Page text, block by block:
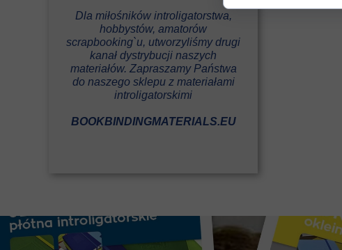
Dla miłośników introligatorstwa,
hobbystów, amatorów
scrapbooking`u, utworzyliśmy drugi
kanał dystrybucji naszych
materiałów. Zapraszamy Państwa
do naszego sklepu z materiałami
introligatorskimi
BOOKBINDINGMATERIALS.EU